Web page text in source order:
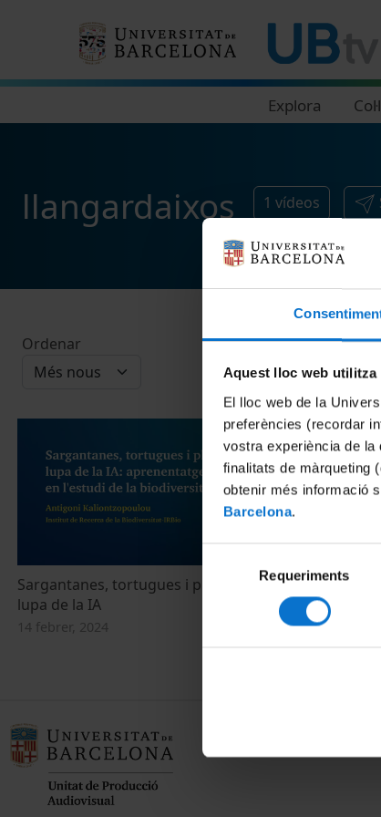
Aquest lloc web utilitza
El lloc web de la
preferències (recordar
vostra experiència de la
finalitats de màrqueting
obtenir més informació
Barcelona.
consentiment
Requeriments
Explora
llangardaixos 1 vídeos
Ordenar
Sargantanes, tortugues i plantes en la
lupa de la IA
14 febrer, 2024